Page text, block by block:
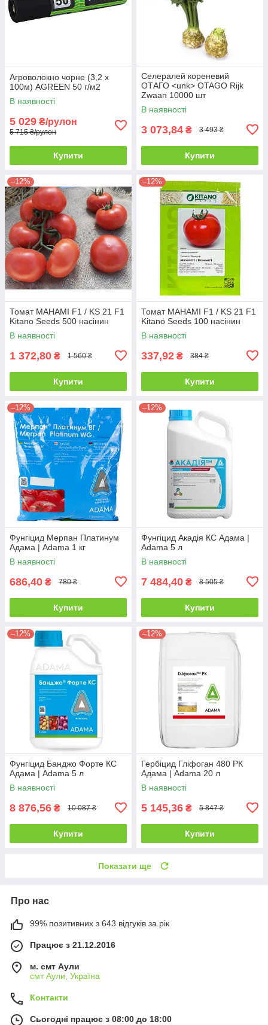
Агроволокно чорне (3,2 х
100м) AGREEN 50 г/м2
В наявності
5 029 ₴/рулон
5 715 ₴/рулон
Купити
Селералей кореневий
ОТАГО <unk> OTAGO Rijk
Zwaan 10000 шт
В наявності
3 073,84 ₴ 3 493 ₴
Купити
–12%
Томат МАНАМІ F1 / KS 21 F1
Kitano Seeds 500 насінин
В наявності
1 372,80 ₴ 1 560 ₴
Купити
–12%
Томат МАНАМІ F1 / KS 21 F1
Kitano Seeds 100 насінин
В наявності
337,92 ₴ 384 ₴
Купити
–12%
Фунгіцид Мерпан Платинум
Адама | Adama 1 кг
В наявності
686,40 ₴ 780 ₴
Купити
–12%
Фунгіцид Акадія КС Адама |
Adama 5 л
В наявності
7 484,40 ₴ 8 505 ₴
Купити
–12%
Фунгіцид Банджо Форте КС
Адама | Adama 5 л
В наявності
8 876,56 ₴ 10 087 ₴
Купити
–12%
Гербіцид Гліфоган 480 РК
Адама | Adama 20 л
В наявності
5 145,36 ₴ 5 847 ₴
Купити
Показати ще
Про нас
99% позитивних з 643 відгуків за рік
Працює з 21.12.2016
м. смт Аули
смт Аули, Україна
Контакти
Сьогодні працює з 08:00 до 18:00